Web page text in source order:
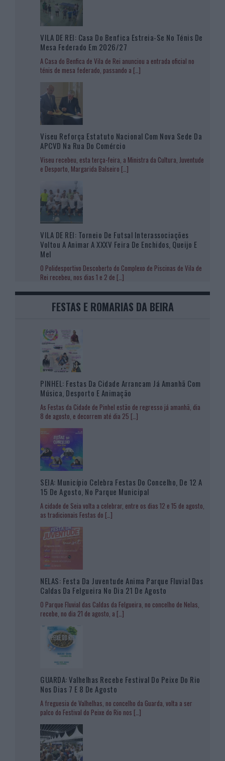
VILA DE REI: Casa Do Benfica Estreia-Se No Ténis De
Mesa Federado Em 2026/27
A Casa do Benfica de Vila de Rei anunciou a entrada oficial no
ténis de mesa federado, passando a […]
Viseu Reforça Estatuto Nacional Com Nova Sede Da
APCVD Na Rua Do Comércio
Viseu recebeu, esta terça-feira, a Ministra da Cultura, Juventude
e Desporto, Margarida Balseiro […]
VILA DE REI: Torneio De Futsal Interassociações
Voltou A Animar A XXXV Feira De Enchidos, Queijo E
Mel
O Polidesportivo Descoberto do Complexo de Piscinas de Vila de
Rei recebeu, nos dias 1 e 2 de […]
FESTAS E ROMARIAS DA BEIRA
PINHEL: Festas Da Cidade Arrancam Já Amanhã Com
Música, Desporto E Animação
As Festas da Cidade de Pinhel estão de regresso já amanhã, dia
8 de agosto, e decorrem até dia 25 […]
SEIA: Município Celebra Festas Do Concelho, De 12 A
15 De Agosto, No Parque Municipal
A cidade de Seia volta a celebrar, entre os dias 12 e 15 de agosto,
as tradicionais Festas do […]
NELAS: Festa Da Juventude Anima Parque Fluvial Das
Caldas Da Felgueira No Dia 21 De Agosto
O Parque Fluvial das Caldas da Felgueira, no concelho de Nelas,
recebe, no dia 21 de agosto, a […]
GUARDA: Valhelhas Recebe Festival Do Peixe Do Rio
Nos Dias 7 E 8 De Agosto
A freguesia de Valhelhas, no concelho da Guarda, volta a ser
palco do Festival do Peixe do Rio nos […]